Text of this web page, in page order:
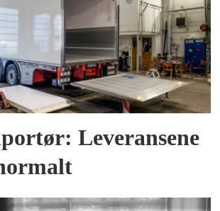
Leveransene